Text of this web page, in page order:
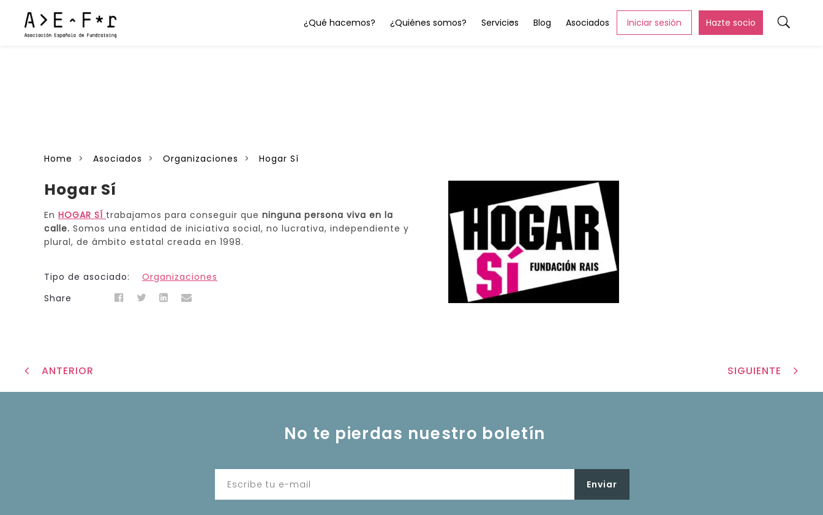
¿Qué hacemos? ¿Quiénes somos? Servicios Blog Asociados Iniciar sesión Hazte socio
Home Asociados Organizaciones Hogar Sí
Hogar Sí
En HOGAR SÍ trabajamos para conseguir que ninguna persona viva en la
calle. Somos una entidad de iniciativa social, no lucrativa, independiente y
plural, de ámbito estatal creada en 1998.
Tipo de asociado:
Organizaciones
Share
ANTERIOR SIGUIENTE
No te pierdas nuestro boletín